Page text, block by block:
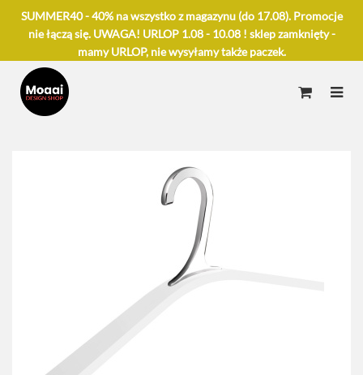
SUMMER40 - 40% na wszystko z magazynu (do 17.08). Promocje
nie łączą się. UWAGA! URLOP 1.08 - 10.08 ! sklep zamknięty -
mamy URLOP, nie wysyłamy także paczek.